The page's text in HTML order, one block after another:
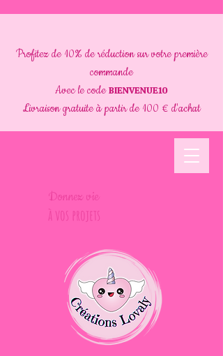
Donnez vie
à vos projets
Profitez de 10% de réduction sur votre première
commande
Avec le codeBIENVENUE10
Livraison gratuite à partir de 100 € d'achat